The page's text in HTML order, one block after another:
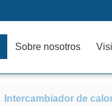
Sobre nosotros
Intercambiador de